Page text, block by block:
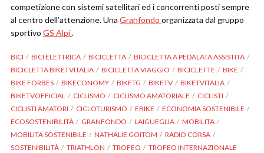
competizione con sistemi satellitari ed i concorrenti posti sempre
al centro dell’attenzione. Una Granfondo organizzata dal gruppo
sportivo GS Alpi.
BICI BICI ELETTRICA BICICLETTA
BICICLETTA A PEDALATA ASSISTITA
BICICLETTA BIKETVITALIA
BICICLETTA VIAGGIO BICICLETTE
BIKE
BIKE FORBES
BIKECONOMY BIKETG BIKETV
BIKETVITALIA
BIKETVOFFICIAL
CICLISMO CICLISMO AMATORIALE
CICLISTI
CICLISTI AMATORI
CICLOTURISMO EBIKE
ECONOMIA SOSTENIBILE
ECOSOSTENIBILITÀ
GRANFONDO LAIGUEGLIA
MOBILITA
MOBILITA SOSTENIBILE
NATHALIE GOITOM
RADIO CORSA
SOSTENIBILITÀ
TRIATHLON TROFEO
TROFEO INTERNAZIONALE